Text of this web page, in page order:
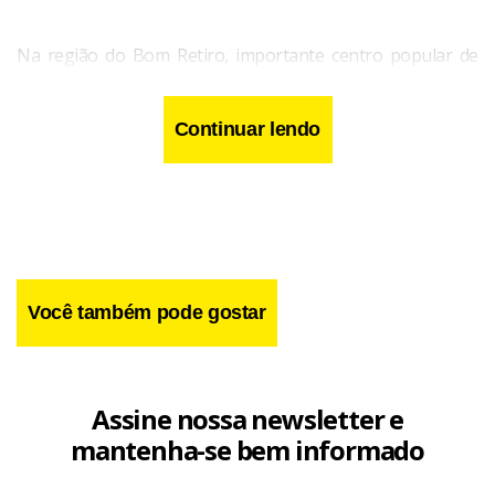
Na região do Bom Retiro, importante centro popular de
compras de São Paulo, cerca 75% dos lojistas aderiram a
algum meio de vendas online, diz o vice-presidente da
Câmara de Dirigentes Lojistas da região, Nelson Tranquez.
Continuar lendo
Você também pode gostar
Assine nossa newsletter e
mantenha-se bem informado